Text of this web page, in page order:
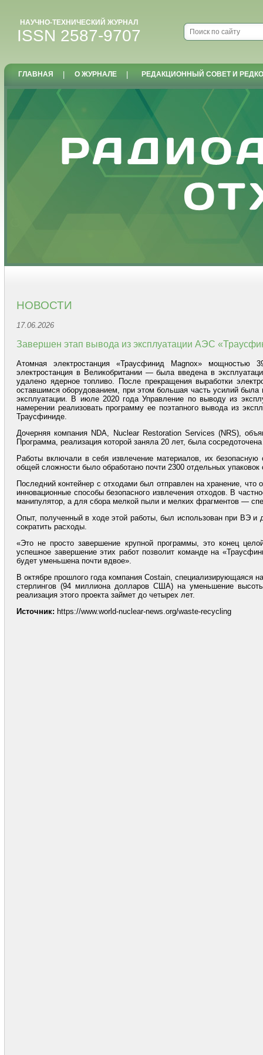
НАУЧНО-ТЕХНИЧЕСКИЙ ЖУРНАЛ
ISSN 2587-9707
ГЛАВНАЯ О ЖУРНАЛЕ РЕДАКЦИОННЫЙ СОВЕТ И
НОВОСТИ
17.06.2026
Завершен этап вывода из эксплуатации АЭС
Атомная электростанция «Траусфинид Magnox»
электростанция в Великобритании — была введена в
удалено ядерное топливо. После прекращения выработки
оставшимся оборудованием, при этом большая часть усилий была
эксплуатации. В июле 2020 года Управление по выводу из
намерении реализовать программу ее поэтапного вывода из
Траусфиниде.
Дочерняя компания NDA, Nuclear Restoration Services (NRS),
Программа, реализация которой заняла 20 лет, была
Работы включали в себя извлечение материалов, их
общей сложности было обработано почти 2300 отдельных упаковок
Последний контейнер с отходами был отправлен на хранение,
инновационные способы безопасного извлечения отходов. В
манипулятор, а для сбора мелкой пыли и мелких фрагментов —
Опыт, полученный в ходе этой работы, был использован при ВЭ и
сократить расходы.
«Это не просто завершение крупной программы, это конец
успешное завершение этих работ позволит команде на
будет уменьшена почти вдвое».
В октябре прошлого года компания Costain, специализирующаяся
стерлингов (94 миллиона долларов США) на уменьшение
реализация этого проекта займет до четырех лет.
Источник: https://www.world-nuclear-news.org/waste-recycling